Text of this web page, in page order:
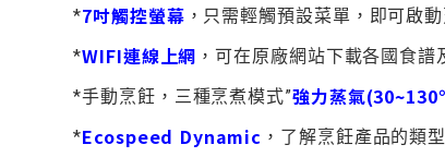
*7吋觸控螢幕 ，只需輕觸預設菜單，即可啟
*WIFI連線上網 ，可在原廠網站下載各國食
*手動烹飪，三種烹煮模式”強力蒸氣
*Ecospeed Dynamic ，了解烹飪產品的類